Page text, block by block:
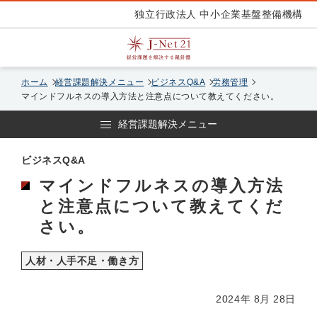
独立行政法人 中小企業基盤整備機構
ホーム 経営課題解決メニュー ビジネスQ&A
労務管理
マインドフルネスの導入方法と注意点について教えてください。
経営課題解決メニュー
ビジネスQ&A
マインドフルネスの導入方法
と注意点について教えてくだ
さい。
人材・人手不足・働き方
2024年 8月 28日